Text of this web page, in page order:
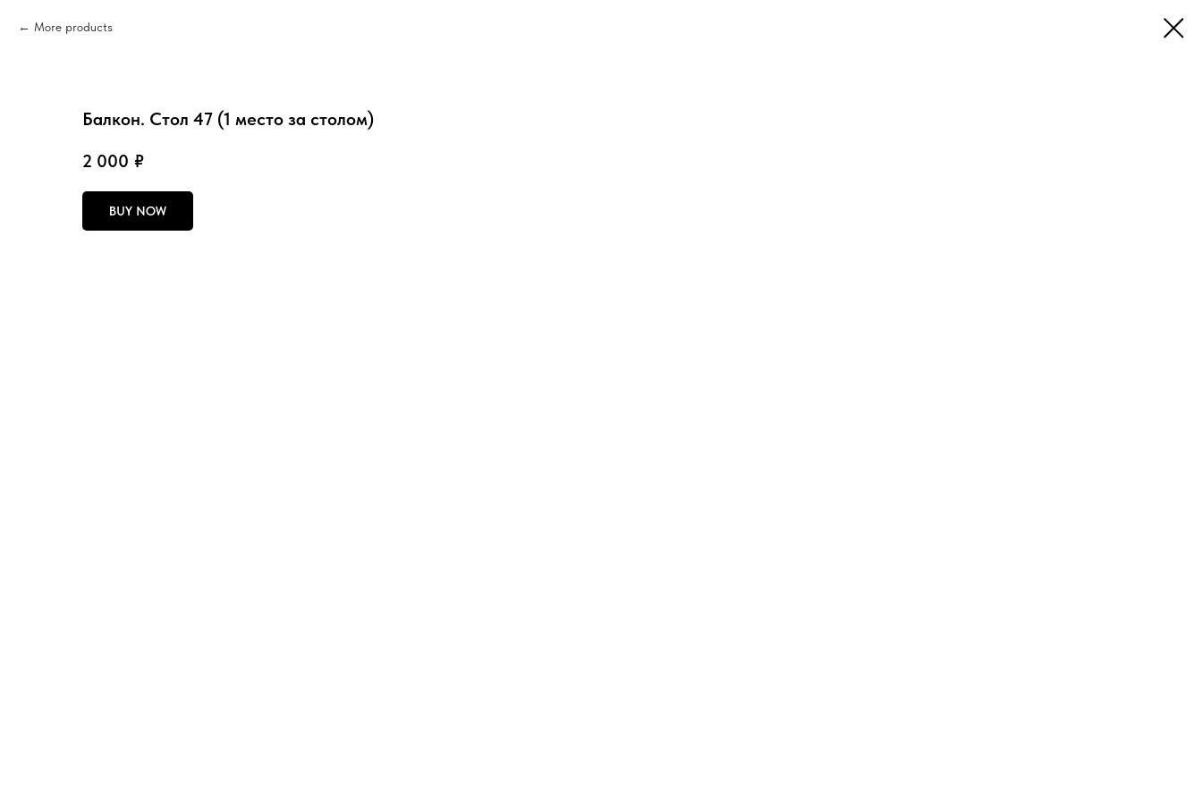
More products
Балкон. Стол 47 (1 место за столом)
2 000 ₽
BUY NOW